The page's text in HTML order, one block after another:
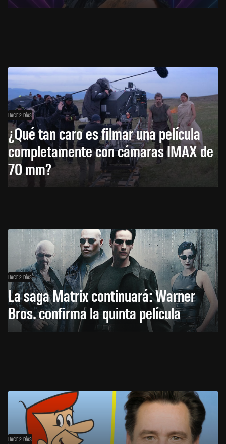
HACE 2 DÍAS
¿Qué tan caro es filmar una película
completamente con cámaras IMAX de
70 mm?
HACE 2 DÍAS
La saga Matrix continuará: Warner
Bros. confirma la quinta película
HACE 2 DÍAS